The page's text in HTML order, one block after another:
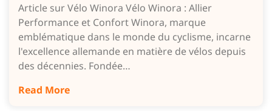
Article sur Vélo Winora Vélo Winora : Allier
Performance et Confort Winora, marque
emblématique dans le monde du cyclisme, incarne
l'excellence allemande en matière de vélos depuis
des décennies. Fondée…
Read More